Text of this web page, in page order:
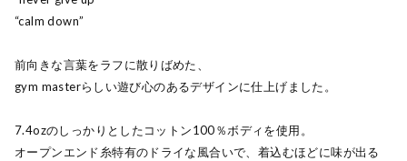
“calm down”
前向きな言葉をラフに散りばめた、
gym masterらしい遊び心のあるデザインに仕上げました。
7.4ozのしっかりとしたコットン100％ボディを使用。
オープンエンド糸特有のドライな風合いで、着込むほどに味が出る